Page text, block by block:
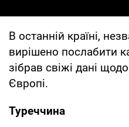
В останній країні,
вирішено послабити
зібрав свіжі дані
Європі.
Туреччина